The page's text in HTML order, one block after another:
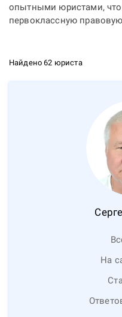
опытными юристами,
первоклассную
Найдено 62 юриста
На